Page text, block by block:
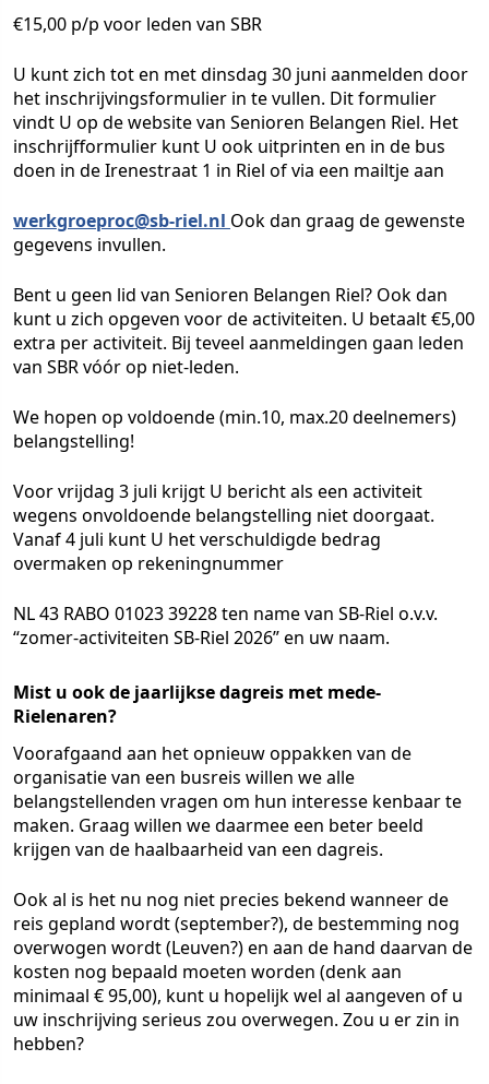
€15,00 p/p voor leden van SBR
U kunt zich tot en met dinsdag 30 juni aanmelden door
het inschrijvingsformulier in te vullen. Dit formulier
vindt U op de website van Senioren Belangen Riel. Het
inschrijfformulier kunt U ook uitprinten en in de bus
doen in de Irenestraat 1 in Riel of via een mailtje aan
werkgroeproc@sb-riel.nl Ook dan graag de gewenste
gegevens invullen.
Bent u geen lid van Senioren Belangen Riel? Ook dan
kunt u zich opgeven voor de activiteiten. U betaalt €5,00
extra per activiteit. Bij teveel aanmeldingen gaan leden
van SBR vóór op niet-leden.
We hopen op voldoende (min.10, max.20 deelnemers)
belangstelling!
Voor vrijdag 3 juli krijgt U bericht als een activiteit
wegens onvoldoende belangstelling niet doorgaat.
Vanaf 4 juli kunt U het verschuldigde bedrag
overmaken op rekeningnummer
NL 43 RABO 01023 39228 ten name van SB-Riel o.v.v.
“zomer-activiteiten SB-Riel 2026” en uw naam.
Mist u ook de jaarlijkse dagreis met mede-
Rielenaren?
Voorafgaand aan het opnieuw oppakken van de
organisatie van een busreis willen we alle
belangstellenden vragen om hun interesse kenbaar te
maken. Graag willen we daarmee een beter beeld
krijgen van de haalbaarheid van een dagreis.
Ook al is het nu nog niet precies bekend wanneer de
reis gepland wordt (september?), de bestemming nog
overwogen wordt (Leuven?) en aan de hand daarvan de
kosten nog bepaald moeten worden (denk aan
minimaal € 95,00), kunt u hopelijk wel al aangeven of u
uw inschrijving serieus zou overwegen. Zou u er zin in
hebben?